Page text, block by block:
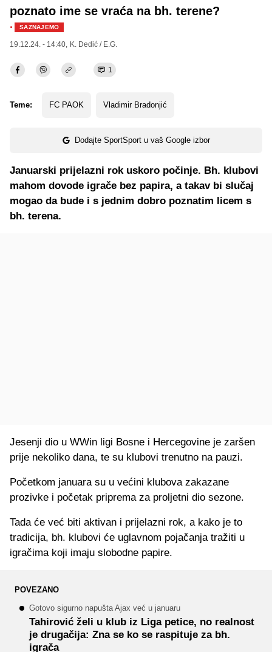
poznato ime se vraća na bh. terene?
· SAZNAJEMO
19.12.24. - 14:40, K. Dedić / E.G.
1
Teme: FC PAOK Vladimir Bradonjić
Dodajte SportSport u vaš Google izbor
Januarski prijelazni rok uskoro počinje. Bh. klubovi
mahom dovode igrače bez papira, a takav bi slučaj
mogao da bude i s jednim dobro poznatim licem s
bh. terena.
Jesenji dio u WWin ligi Bosne i Hercegovine je zaršen
prije nekoliko dana, te su klubovi trenutno na pauzi.
Početkom januara su u većini klubova zakazane
prozivke i početak priprema za proljetni dio sezone.
Tada će već biti aktivan i prijelazni rok, a kako je to
tradicija, bh. klubovi će uglavnom pojačanja tražiti u
igračima koji imaju slobodne papire.
POVEZANO
Gotovo sigurno napušta Ajax već u januaru
Tahirović želi u klub iz Liga petice, no realnost
je drugačija: Zna se ko se raspituje za bh.
igrača